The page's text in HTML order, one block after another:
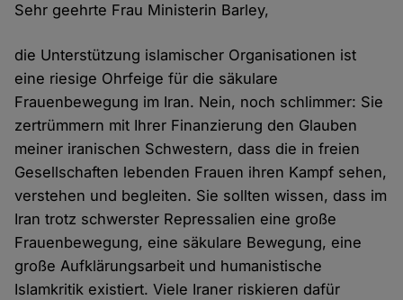
Sehr geehrte Frau Ministerin Barley,
die Unterstützung islamischer Organisationen ist
eine riesige Ohrfeige für die säkulare
Frauenbewegung im Iran. Nein, noch schlimmer: Sie
zertrümmern mit Ihrer Finanzierung den Glauben
meiner iranischen Schwestern, dass die in freien
Gesellschaften lebenden Frauen ihren Kampf sehen,
verstehen und begleiten. Sie sollten wissen, dass im
Iran trotz schwerster Repressalien eine große
Frauenbewegung, eine säkulare Bewegung, eine
große Aufklärungsarbeit und humanistische
Islamkritik existiert. Viele Iraner riskieren dafür